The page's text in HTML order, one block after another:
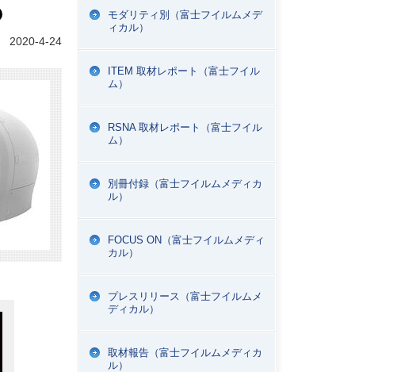
2020-4-24
モダリティ別（富士フイルムメデ
ィカル）
ITEM 取材レポート（富士フイル
ム）
RSNA 取材レポート（富士フイル
ム）
別冊付録（富士フイルムメディカ
ル）
FOCUS ON（富士フイルムメディ
カル）
プレスリリース（富士フイルムメ
ディカル）
取材報告（富士フイルムメディカ
ル）